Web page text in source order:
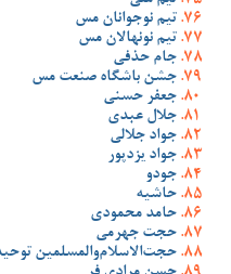
تیم نوجوانان مس
تیم نونهالان مس
جام حذفی
جشن باشگاه صنعت مس
جعفر حسنی
جلال عبدی
جواد جلالی
جواد یزدپور
جودو
حاشیه
حامد محمودی
حجت جهرمی
حجت‌الاسلام‌والمسلمین